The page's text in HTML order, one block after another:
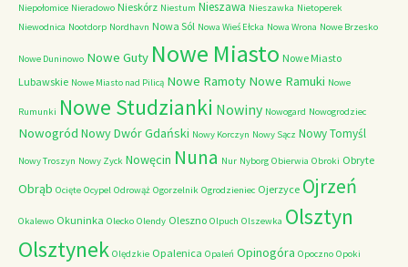
Niepołomice Nieradowo Nieskórz Niestum Nieszawa Nieszawka Nietoperek
Niewodnica Nootdorp Nordhavn Nowa Sól Nowa Wieś Ełcka Nowa Wrona Nowe Brzesko
Nowe Duninowo Nowe Guty Nowe Miasto Nowe Miasto
Lubawskie Nowe Miasto nad Pilicą Nowe Ramoty Nowe Ramuki Nowe
Rumunki Nowe Studzianki Nowiny Nowogard Nowogrodziec
Nowogród Nowy Dwór Gdański Nowy Korczyn Nowy Sącz Nowy Tomyśl
Nowy Troszyn Nowy Zyck Nowęcin Nuna Nur Nyborg Obierwia Obroki Obryte
Obrąb Ocięte Ocypel Odrowąż Ogorzelnik Ogrodzieniec Ojerzyce Ojrzeń
Okalewo Okuninka Olecko Olendy Oleszno Olpuch Olszewka Olsztyn
Olsztynek Olędzkie Opalenica Opaleń Opinogóra Opoczno Opoki